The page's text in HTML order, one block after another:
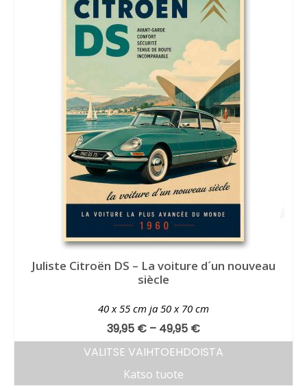
Juliste Citroën DS – La voiture d´un nouveau
siècle
40 x 55 cm ja 50 x 70 cm
39,95 € – 49,95 €
VALITSE VAIHTOEHDOISTA
Katso tuote